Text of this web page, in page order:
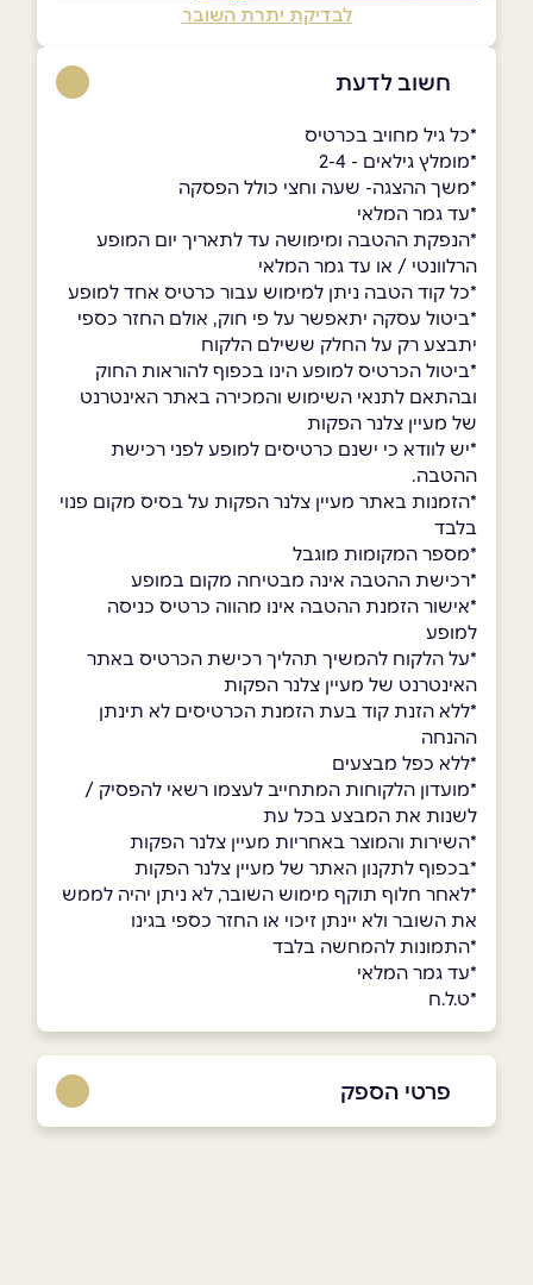
לבדיקת יתרת השובר
חשוב לדעת
*כל גיל מחויב בכרטיס
*מומלץ גילאים - 2-4
*משך ההצגה- שעה וחצי כולל הפסקה
*עד גמר המלאי
*הנפקת ההטבה ומימושה עד לתאריך יום המופע
הרלוונטי / או עד גמר המלאי
*כל קוד הטבה ניתן למימוש עבור כרטיס אחד למופע
*ביטול עסקה יתאפשר על פי חוק, אולם החזר כספי
יתבצע רק על החלק ששילם הלקוח
*ביטול הכרטיס למופע הינו בכפוף להוראות החוק
ובהתאם לתנאי השימוש והמכירה באתר האינטרנט
של מעיין צלנר הפקות
*יש לוודא כי ישנם כרטיסים למופע לפני רכישת
ההטבה.
*הזמנות באתר מעיין צלנר הפקות על בסיס מקום פנוי
בלבד
*מספר המקומות מוגבל
*רכישת ההטבה אינה מבטיחה מקום במופע
*אישור הזמנת ההטבה אינו מהווה כרטיס כניסה
למופע
*על הלקוח להמשיך תהליך רכישת הכרטיס באתר
האינטרנט של מעיין צלנר הפקות
*ללא הזנת קוד בעת הזמנת הכרטיסים לא תינתן
ההנחה
*ללא כפל מבצעים
*מועדון הלקוחות המתחייב לעצמו רשאי להפסיק /
לשנות את המבצע בכל עת
*השירות והמוצר באחריות מעיין צלנר הפקות
*בכפוף לתקנון האתר של מעיין צלנר הפקות
*לאחר חלוף תוקף מימוש השובר, לא ניתן יהיה לממש
את השובר ולא יינתן זיכוי או החזר כספי בגינו
*התמונות להמחשה בלבד
*עד גמר המלאי
*ט.ל.ח
פרטי הספק